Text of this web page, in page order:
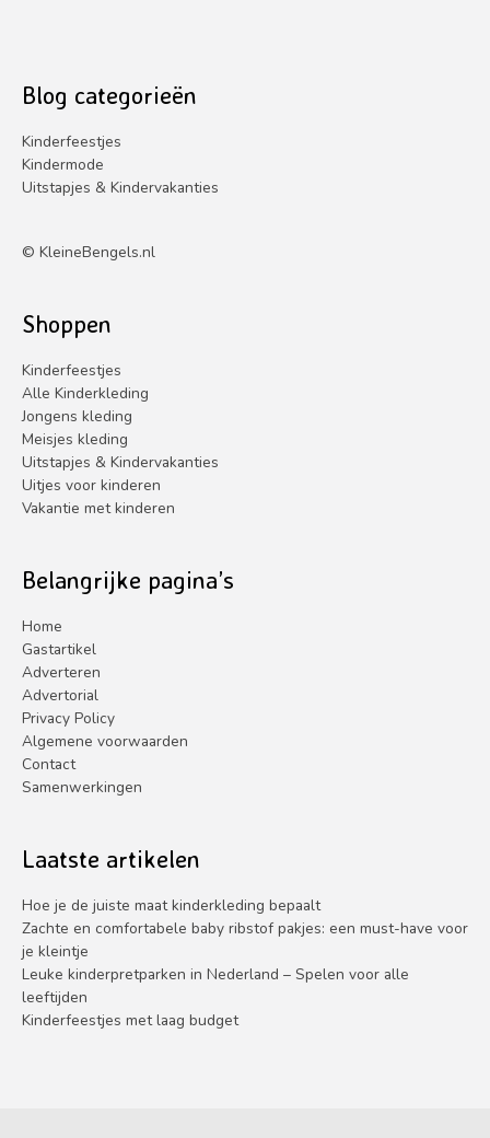
Blog categorieën
Kinderfeestjes
Kindermode
Uitstapjes & Kindervakanties
© KleineBengels.nl
Shoppen
Kinderfeestjes
Alle Kinderkleding
Jongens kleding
Meisjes kleding
Uitstapjes & Kindervakanties
Uitjes voor kinderen
Vakantie met kinderen
Belangrijke pagina’s
Home
Gastartikel
Adverteren
Advertorial
Privacy Policy
Algemene voorwaarden
Contact
Samenwerkingen
Laatste artikelen
Hoe je de juiste maat kinderkleding bepaalt
Zachte en comfortabele baby ribstof pakjes: een must-have voor
je kleintje
Leuke kinderpretparken in Nederland – Spelen voor alle
leeftijden
Kinderfeestjes met laag budget